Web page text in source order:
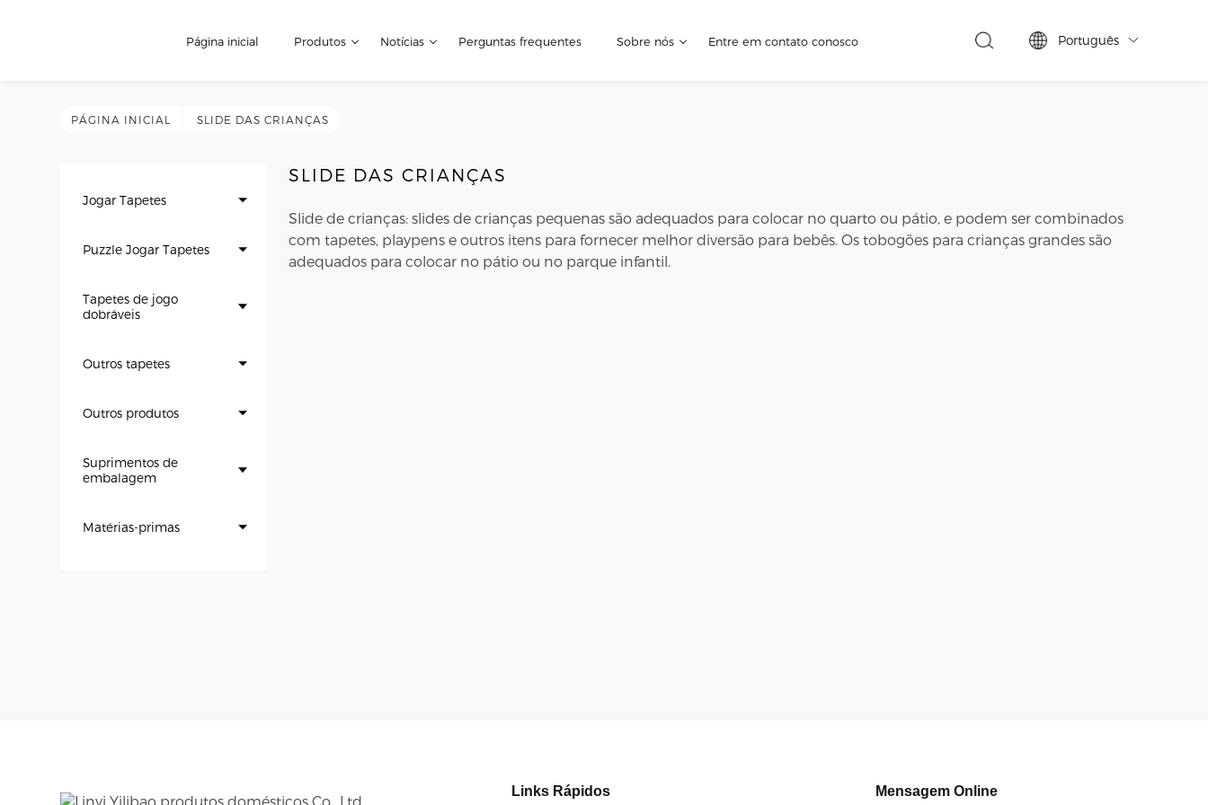
Página inicial Produtos Notícias Perguntas frequentes Sobre nós Entre em contato conosco Português 
PÁGINA INICIAL SLIDE DAS CRIANÇAS
Jogar Tapetes
Puzzle Jogar Tapetes
Tapetes de jogo
dobráveis
Outros tapetes
Outros produtos
Suprimentos de
embalagem
Matérias-primas
SLIDE DAS CRIANÇAS
Slide de crianças: slides de crianças pequenas são adequados para colocar no quarto ou pátio, e podem ser combinados
com tapetes, playpens e outros itens para fornecer melhor diversão para bebês. Os tobogões para crianças grandes são
adequados para colocar no pátio ou no parque infantil.
Links Rápidos Mensagem Online